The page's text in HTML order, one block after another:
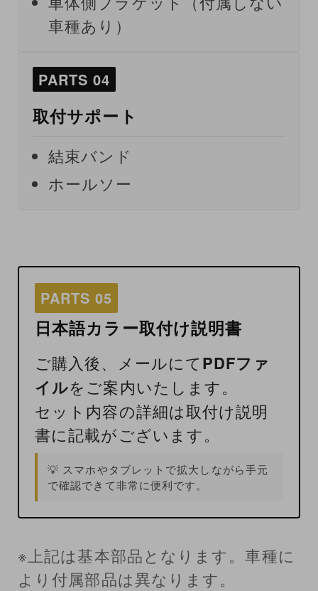
車種あり）
PARTS 04
取付サポート
結束バンド
ホールソー
PARTS 05
日本語カラー取付け説明書
ご購入後、メールにてPDFファ
イルをご案内いたします。
セット内容の詳細は取付け説明
書に記載がございます。
💡 スマホやタブレットで拡大しながら手元
で確認できて非常に便利です。
※上記は基本部品となります。車種に
より付属部品は異なります。